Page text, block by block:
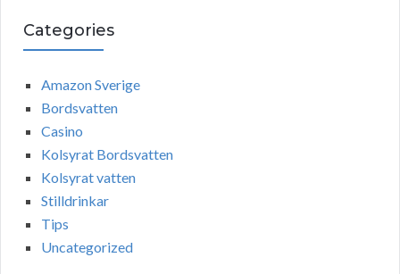
Categories
Amazon Sverige
Bordsvatten
Casino
Kolsyrat Bordsvatten
Kolsyrat vatten
Stilldrinkar
Tips
Uncategorized